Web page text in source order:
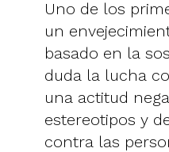
Uno de los
un
basado en la
duda la lucha
una actitud
estereotipos y
contra las